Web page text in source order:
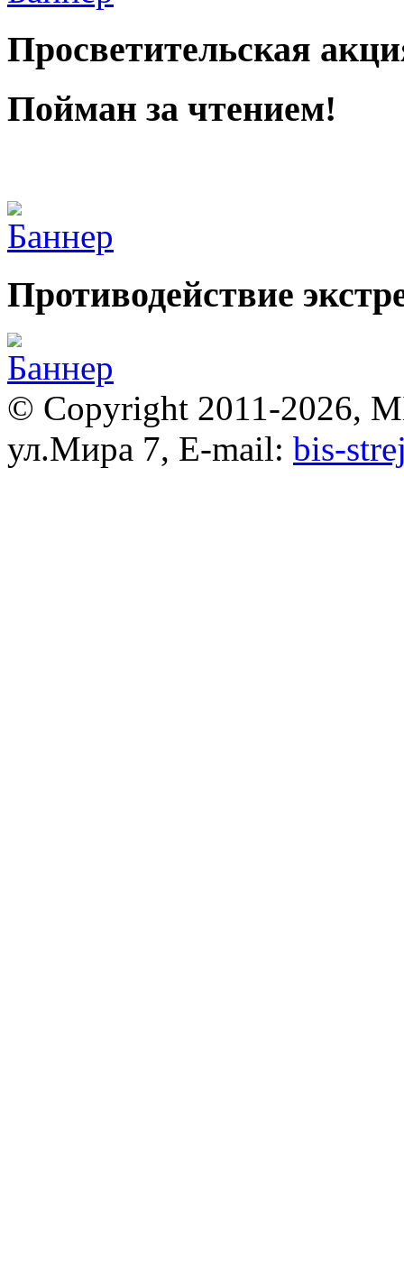
Просветительская
Пойман за чтением!
Противодействие
© Copyright 2011-2026,
ул.Мира 7, E-mail: bis-